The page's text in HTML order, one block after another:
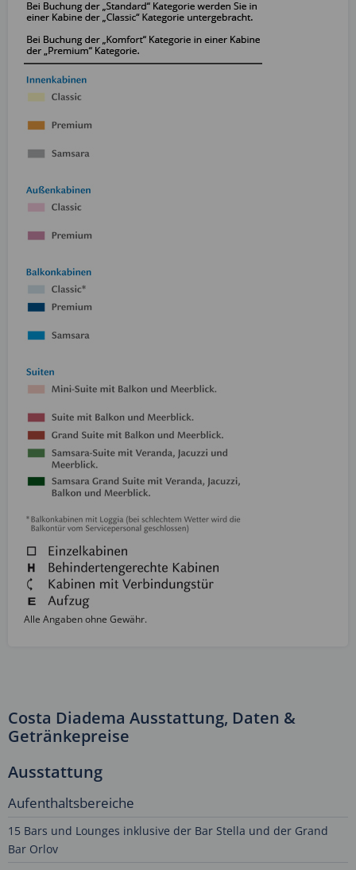
Alle Angaben ohne Gewähr.
Costa Diadema Ausstattung, Daten &
Getränkepreise
Ausstattung
Aufenthaltsbereiche
15 Bars und Lounges inklusive der Bar Stella und der Grand
Bar Orlov